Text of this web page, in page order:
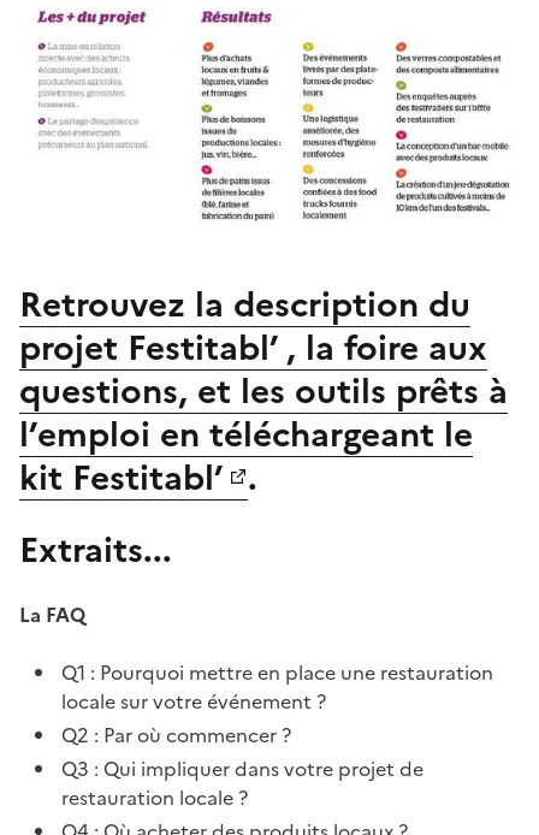
Retrouvez la description du
projet Festitabl’ , la foire aux
questions, et les outils prêts à
l’emploi en téléchargeant le
kit Festitabl’ .
Extraits...
La FAQ
Q1 : Pourquoi mettre en place une restauration
locale sur votre événement ?
Q2 : Par où commencer ?
Q3 : Qui impliquer dans votre projet de
restauration locale ?